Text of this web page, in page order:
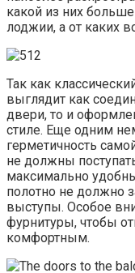
какой из них
лоджии, а от каких
Так как
выглядит как
двери, то и
стиле. Еще одним
герметичность
не должны
максимально
полотно не должно
выступы. Особое
фурнитуры, чтобы
комфортным.